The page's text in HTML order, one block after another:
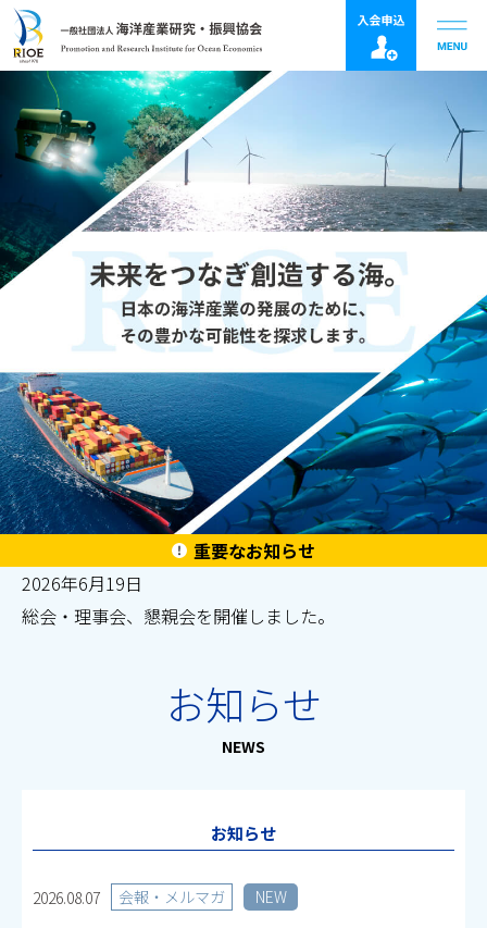
重要なお知らせ
2026年6月19日
総会・理事会、懇親会を開催しました。
お知らせ
NEWS
お知らせ
2026.08.07 会報・メルマガ NEW